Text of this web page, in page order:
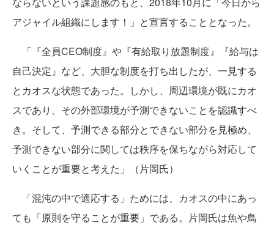
アジャイル組織にします！」と宣言することとなった。
「『全員CEO制度』や『有給取り放題制度』『給与は
自己決定』など、大胆な制度を打ち出したが、一見する
とカオスな状態であった。しかし、周辺環境が既にカオ
スであり、その外部環境が予測できないことを認識すべ
き。そして、予測できる部分とできない部分を見極め、
予測できない部分に関しては秩序を保ちながら対応して
いくことが重要と考えた」（片岡氏）
「混沌の中で適応する」ためには、カオスの中にあっ
ても「原則を守ることが重要」である。片岡氏は魚や鳥